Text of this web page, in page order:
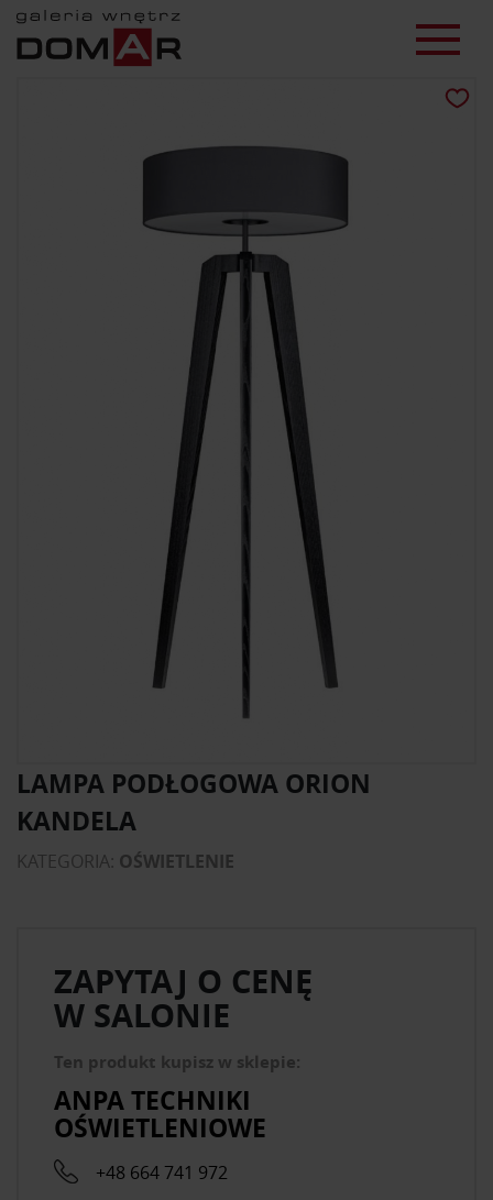
LAMPA PODŁOGOWA ORION
KANDELA
KATEGORIA: OŚWIETLENIE
ZAPYTAJ O CENĘ
W SALONIE
Ten produkt kupisz w sklepie:
ANPA TECHNIKI
OŚWIETLENIOWE
+48 664 741 972